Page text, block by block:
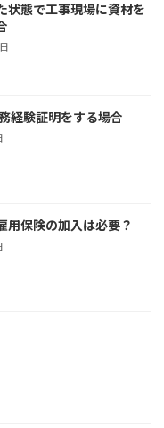
状態で工事現場に資材を
経験証明をする場合
保険の加入は必要？